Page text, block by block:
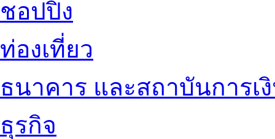
ชอปปิ้ง
ท่องเที่ยว
ธนาคาร และสถาบันการเ
ธุรกิจ